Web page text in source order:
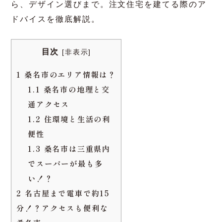
注文住宅を建てるのであれば、土地探しから始め
目次 [ 非表示]